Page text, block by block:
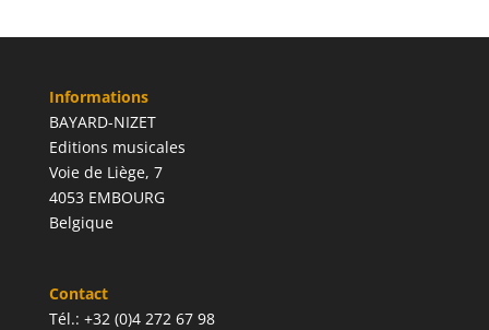
Informations
BAYARD-NIZET
Editions musicales
Voie de Liège, 7
4053 EMBOURG
Belgique
Contact
Tél.: +32 (0)4 272 67 98